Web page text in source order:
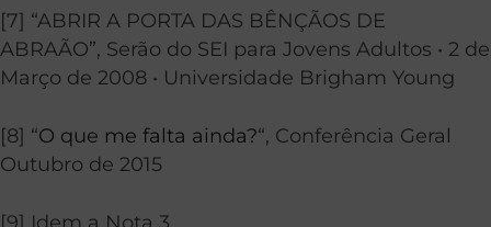
[7] “ABRIR A PORTA DAS BÊNÇÃOS DE
ABRAÃO”, Serão do SEI para Jovens Adultos • 2 de
Março de 2008 • Universidade Brigham Young
[8] “O que me falta ainda?“, Conferência Geral
Outubro de 2015
[9] Idem a Nota 3